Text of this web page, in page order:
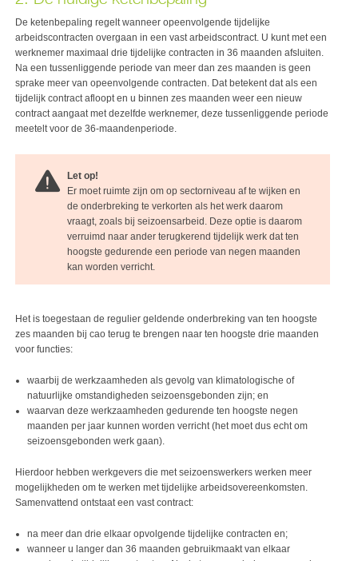
De ketenbepaling regelt wanneer opeenvolgende tijdelijke
arbeidscontracten overgaan in een vast arbeidscontract. U kunt met een
werknemer maximaal drie tijdelijke contracten in 36 maanden afsluiten.
Na een tussenliggende periode van meer dan zes maanden is geen
sprake meer van opeenvolgende contracten. Dat betekent dat als een
tijdelijk contract afloopt en u binnen zes maanden weer een nieuw
contract aangaat met dezelfde werknemer, deze tussenliggende periode
meetelt voor de 36-maandenperiode.
Let op!
Er moet ruimte zijn om op sectorniveau af te wijken en
de onderbreking te verkorten als het werk daarom
vraagt, zoals bij seizoensarbeid. Deze optie is daarom
verruimd naar ander terugkerend tijdelijk werk dat ten
hoogste gedurende een periode van negen maanden
kan worden verricht.
Het is toegestaan de regulier geldende onderbreking van ten hoogste
zes maanden bij cao terug te brengen naar ten hoogste drie maanden
voor functies:
waarbij de werkzaamheden als gevolg van klimatologische of
natuurlijke omstandigheden seizoensgebonden zijn; en
waarvan deze werkzaamheden gedurende ten hoogste negen
maanden per jaar kunnen worden verricht (het moet dus echt om
seizoensgebonden werk gaan).
Hierdoor hebben werkgevers die met seizoenswerkers werken meer
mogelijkheden om te werken met tijdelijke arbeidsovereenkomsten.
Samenvattend ontstaat een vast contract:
na meer dan drie elkaar opvolgende tijdelijke contracten en;
wanneer u langer dan 36 maanden gebruikmaakt van elkaar